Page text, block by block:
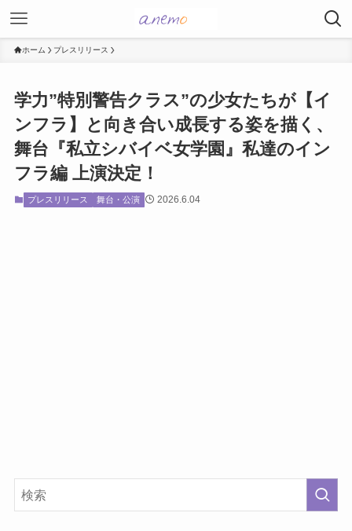
ホーム プレスリリース
学力”特別警告クラス”の少女たちが【イ
ンフラ】と向き合い成長する姿を描く、
舞台『私立シバイベ女学園』私達のイン
フラ編 上演決定！
プレスリリース 舞台・公演 2026.6.04